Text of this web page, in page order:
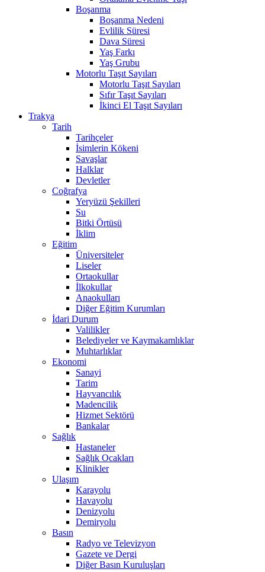
Boşanma
Boşanma Nedeni
Evlilik Süresi
Dava Süresi
Yaş Farkı
Yaş Grubu
Motorlu Taşıt Sayıları
Motorlu Taşıt Sayıları
Sıfır Taşıt Sayıları
İkinci El Taşıt Sayıları
Trakya
Tarih
Tarihçeler
İsimlerin Kökeni
Savaşlar
Halklar
Devletler
Coğrafya
Yeryüzü Şekilleri
Su
Bitki Örtüsü
İklim
Eğitim
Üniversiteler
Liseler
Ortaokullar
İlkokullar
Anaokulları
Diğer Eğitim Kurumları
İdari Durum
Valilikler
Belediyeler ve Kaymakamlıklar
Muhtarlıklar
Ekonomi
Sanayi
Tarim
Hayvancılık
Madencilik
Hizmet Sektörü
Bankalar
Sağlık
Hastaneler
Sağlık Ocakları
Klinikler
Ulaşım
Karayolu
Havayolu
Denizyolu
Demiryolu
Basın
Radyo ve Televizyon
Gazete ve Dergi
Diğer Basın Kuruluşları